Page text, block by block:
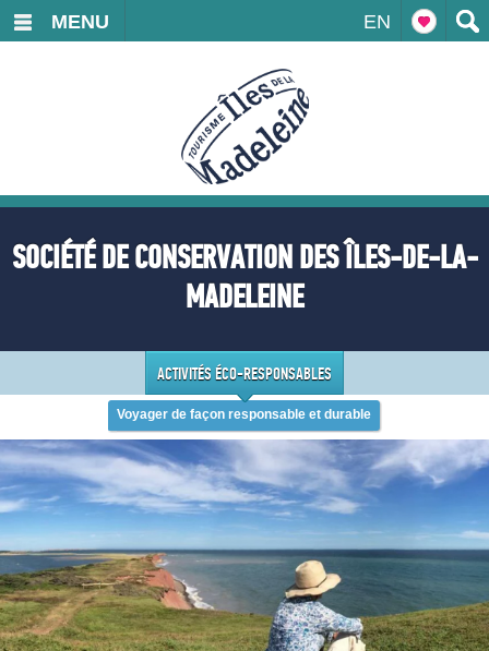
EN
MENU
SOCIÉTÉ DE CONSERVATION DES ÎLES-DE-LA-
MADELEINE
ACTIVITÉS ÉCO-RESPONSABLES
Voyager de façon responsable et durable